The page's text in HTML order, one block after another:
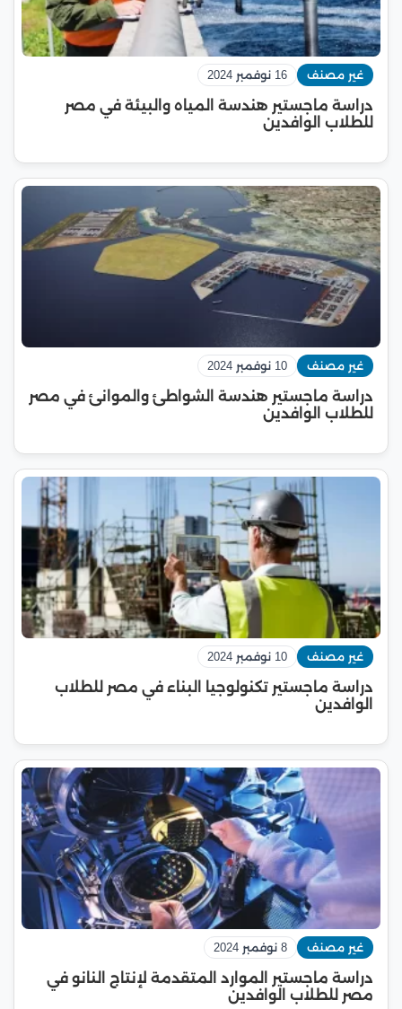
غير مصنف 16 نوفمبر 2024
دراسة ماجستير هندسة المياه والبيئة في مصر
للطلاب الوافدين
غير مصنف 10 نوفمبر 2024
دراسة ماجستير هندسة الشواطئ والموانئ في مصر
للطلاب الوافدين
غير مصنف 10 نوفمبر 2024
دراسة ماجستير تكنولوجيا البناء في مصر للطلاب
الوافدين
غير مصنف 8 نوفمبر 2024
دراسة ماجستير الموارد المتقدمة لإنتاج النانو في
مصر للطلاب الوافدين